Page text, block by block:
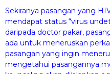
Sekiranya pasangan yang
mendapat status “virus
daripada doctor pakar,
ada untuk meneruskan
pasangan yang ingin
mengetahui pasangannya